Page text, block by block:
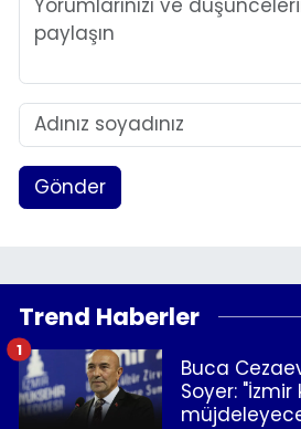
Gönder
Trend Haberler
Buca
Soyer:
1